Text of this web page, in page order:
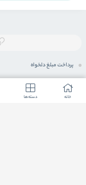
خانه دسته ها
پرداخت مبلغ دلخواه
ثبت سفارش